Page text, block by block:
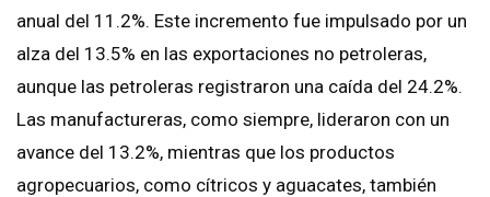
anual del 11.2%. Este incremento fue impulsado por un
alza del 13.5% en las exportaciones no petroleras,
aunque las petroleras registraron una caída del 24.2%.
Las manufactureras, como siempre, lideraron con un
avance del 13.2%, mientras que los productos
agropecuarios, como cítricos y aguacates, también